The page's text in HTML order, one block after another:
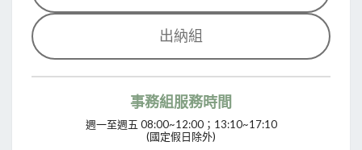
出納組
事務組服務時間
週一至週五 08:00~12:00；13:10~17:10
(國定假日除外)